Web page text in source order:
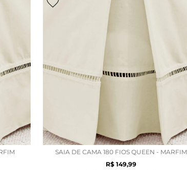
SAIA DE CAMA 180 FIOS QUEEN - MARFIM
R$ 149,99